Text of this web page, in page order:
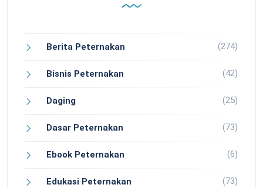
Berita Peternakan (274)
Bisnis Peternakan (42)
Daging (25)
Dasar Peternakan (73)
Ebook Peternakan (6)
Edukasi Peternakan (73)